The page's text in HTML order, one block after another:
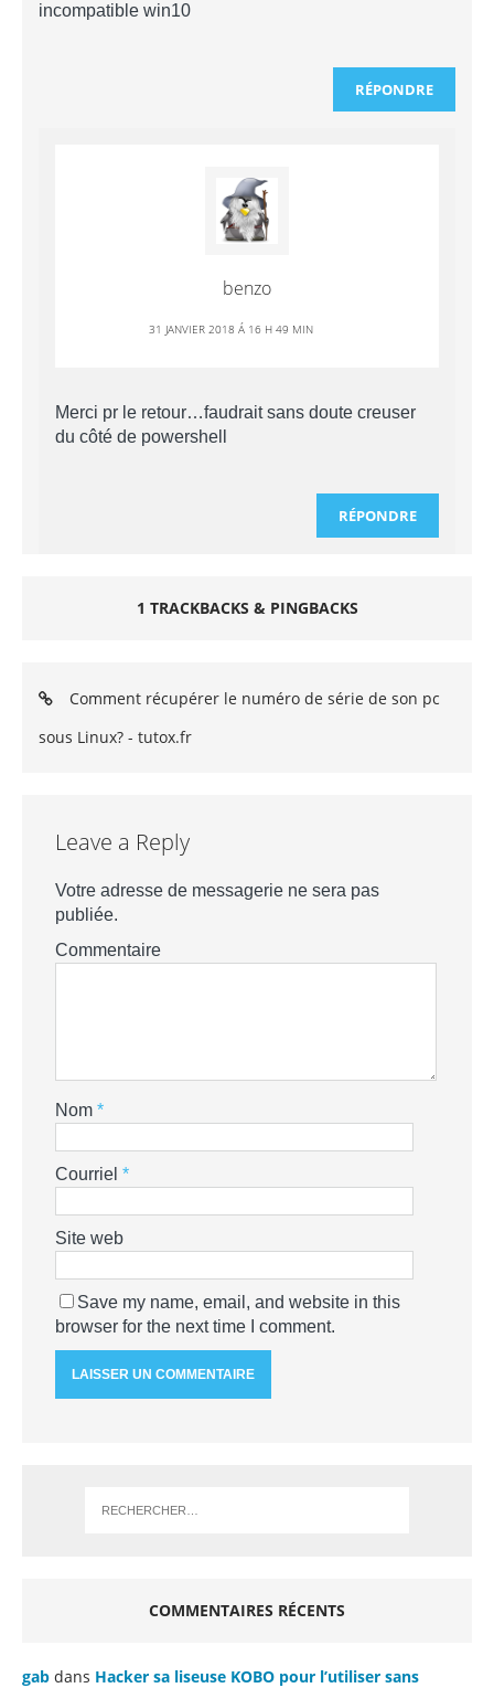
incompatible win10
RÉPONDRE
benzo
31 JANVIER 2018 Á 16 H 49 MIN
Merci pr le retour…faudrait sans doute creuser
du côté de powershell
RÉPONDRE
1 TRACKBACKS & PINGBACKS
Comment récupérer le numéro de série de son pc
sous Linux? - tutox.fr
Leave a Reply
Votre adresse de messagerie ne sera pas
publiée.
Commentaire
Nom *
Courriel *
Site web
Save my name, email, and website in this
browser for the next time I comment.
COMMENTAIRES RÉCENTS
gab dans Hacker sa liseuse KOBO pour l’utiliser sans